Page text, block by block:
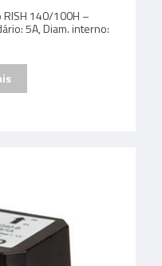
RISH 140/100H –
5A, Diam. interno: